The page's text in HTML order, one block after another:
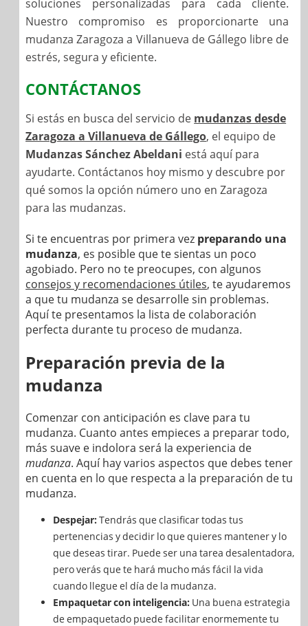
soluciones personalizadas para cada cliente.
Nuestro compromiso es proporcionarte una
mudanza Zaragoza a Villanueva de Gállego libre de
estrés, segura y eficiente.
CONTÁCTANOS
Si estás en busca del servicio de mudanzas desde
Zaragoza a Villanueva de Gállego, el equipo de
Mudanzas Sánchez Abeldani está aquí para
ayudarte. Contáctanos hoy mismo y descubre por
qué somos la opción número uno en Zaragoza
para las mudanzas.
Si te encuentras por primera vez preparando una
mudanza, es posible que te sientas un poco
agobiado. Pero no te preocupes, con algunos
consejos y recomendaciones útiles, te ayudaremos
a que tu mudanza se desarrolle sin problemas.
Aquí te presentamos la lista de colaboración
perfecta durante tu proceso de mudanza.
Preparación previa de la
mudanza
Comenzar con anticipación es clave para tu
mudanza. Cuanto antes empieces a preparar todo,
más suave e indolora será la experiencia de
mudanza. Aquí hay varios aspectos que debes tener
en cuenta en lo que respecta a la preparación de tu
mudanza.
Despejar:Tendrás que clasificar todas tus
pertenencias y decidir lo que quieres mantener y lo
que deseas tirar. Puede ser una tarea desalentadora,
pero verás que te hará mucho más fácil la vida
cuando llegue el día de la mudanza.
Empaquetar con inteligencia: Una buena estrategia
de empaquetado puede facilitar enormemente tu